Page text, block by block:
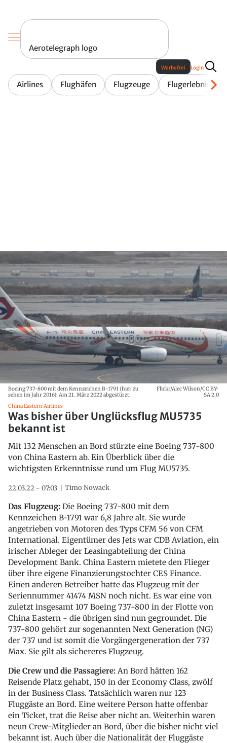
Aerotelegraph logo
Airlines Flughäfen Flugzeuge Flugerlebnis
Werbefrei Login
Boeing 737-800 mit dem Kennzeichen B-1791 (hier zu
sehen im Jahr 2016): Am 21. März 2022 abgestürzt.
Flickr/Alec Wilson/CC BY-
SA 2.0
China Eastern Airlines
Was bisher über Unglücksflug MU5735
bekannt ist
Mit 132 Menschen an Bord stürzte eine Boeing 737-800
von China Eastern ab. Ein Überblick über die
wichtigsten Erkenntnisse rund um Flug MU5735.
22.03.22 - 07:03 Timo Nowack
Das Flugzeug: Die Boeing 737-800 mit dem
Kennzeichen B-1791 war 6,8 Jahre alt. Sie wurde
angetrieben von Motoren des Typs CFM 56 von CFM
International. Eigentümer des Jets war CDB Aviation, ein
irischer Ableger der Leasingabteilung der China
Development Bank. China Eastern mietete den Flieger
über ihre eigene Finanzierungstochter CES Finance.
Einen anderen Betreiber hatte das Flugzeug mit der
Seriennummer 41474 MSN noch nicht. Es war eine von
zuletzt insgesamt 107 Boeing 737-800 in der Flotte von
China Eastern - die übrigen sind nun gegroundet. Die
737-800 gehört zur sogenannten Next Generation (NG)
der 737 und ist somit die Vorgängergeneration der 737
Max. Sie gilt als sichereres Flugzeug.
Die Crew und die Passagiere: An Bord hätten 162
Reisende Platz gehabt, 150 in der Economy Class, zwölf
in der Business Class. Tatsächlich waren nur 123
Fluggäste an Bord. Eine weitere Person hatte offenbar
ein Ticket, trat die Reise aber nicht an. Weiterhin waren
neun Crew-Mitglieder an Bord, über die bisher nicht viel
bekannt ist. Auch über die Nationalität der Fluggäste